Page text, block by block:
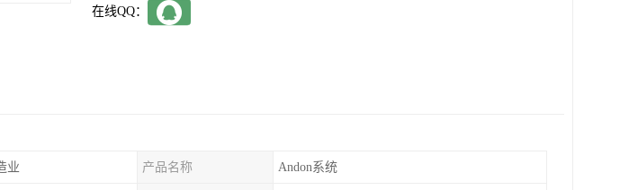
在线QQ：
业 产品名称 Andon系统